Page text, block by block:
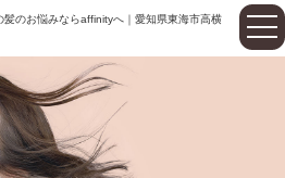
髪のお悩みならaffinityへ｜愛知県東海市高横